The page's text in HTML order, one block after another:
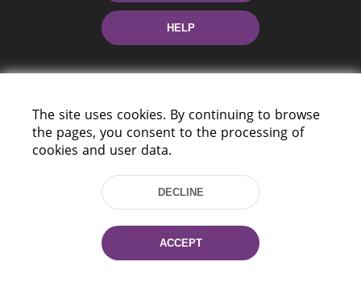
HELP
220114, Niezaležnasci Ave. 116, Minsk,
Fax: (+375 17) 368 97 06
E-mail: inbox@nlb.by
The site uses cookies. By continuing to browse
the pages, you consent to the processing of
cookies and user data.
DECLINE
ACCEPT